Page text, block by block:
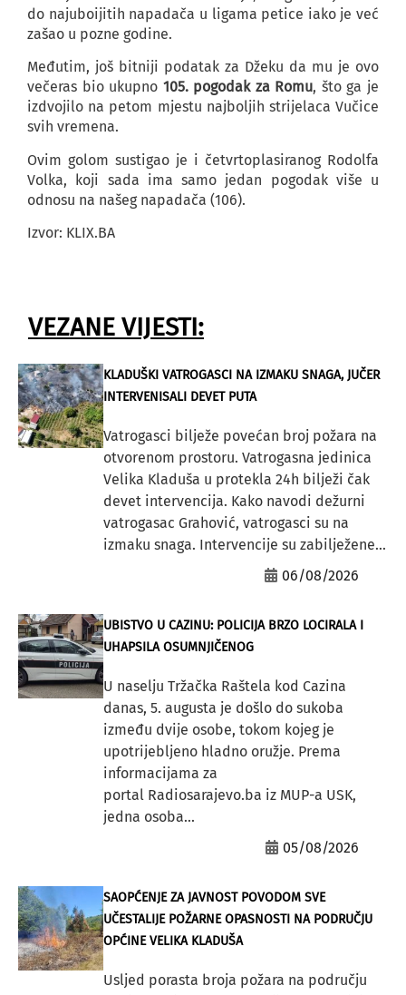
do najuboijitih napadača u ligama petice iako je već
zašao u pozne godine.
Međutim, još bitniji podatak za Džeku da mu je ovo
večeras bio ukupno 105. pogodak za Romu, što ga je
izdvojilo na petom mjestu najboljih strijelaca Vučice
svih vremena.
Ovim golom sustigao je i četvrtoplasiranog Rodolfa
Volka, koji sada ima samo jedan pogodak više u
odnosu na našeg napadača (106).
Izvor: KLIX.BA
VEZANE VIJESTI:
KLADUŠKI VATROGASCI NA IZMAKU SNAGA, JUČER
INTERVENISALI DEVET PUTA
Vatrogasci bilježe povećan broj požara na
otvorenom prostoru. Vatrogasna jedinica
Velika Kladuša u protekla 24h bilježi čak
devet intervencija. Kako navodi dežurni
vatrogasac Grahović, vatrogasci su na
izmaku snaga. Intervencije su zabilježene...
06/08/2026
UBISTVO U CAZINU: POLICIJA BRZO LOCIRALA I
UHAPSILA OSUMNJIČENOG
U naselju Tržačka Raštela kod Cazina
danas, 5. augusta je došlo do sukoba
između dvije osobe, tokom kojeg je
upotrijebljeno hladno oružje. Prema
informacijama za
portal Radiosarajevo.ba iz MUP-a USK,
jedna osoba...
05/08/2026
SAOPĆENJE ZA JAVNOST POVODOM SVE
UČESTALIJE POŽARNE OPASNOSTI NA PODRUČJU
OPĆINE VELIKA KLADUŠA
Usljed porasta broja požara na području